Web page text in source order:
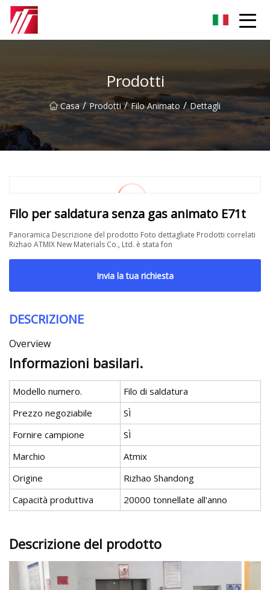
Prodotti
Casa / Prodotti / Filo Animato / Dettagli
Filo per saldatura senza gas animato E71t
Panoramica Descrizione del prodotto Foto dettagliate Prodotti correlati
Rizhao ATMIX New Materials Co., Ltd. è stata fon
Invia la tua richiesta
DESCRIZIONE
Overview
Informazioni basilari.
Modello numero.
Filo di saldatura
Prezzo negoziabile
SÌ
Fornire campione
SÌ
Marchio
Atmix
Origine
Rizhao Shandong
Capacità produttiva
20000 tonnellate all'anno
Descrizione del prodotto